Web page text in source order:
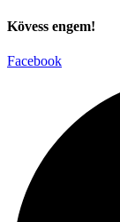
Kövess engem!
Facebook